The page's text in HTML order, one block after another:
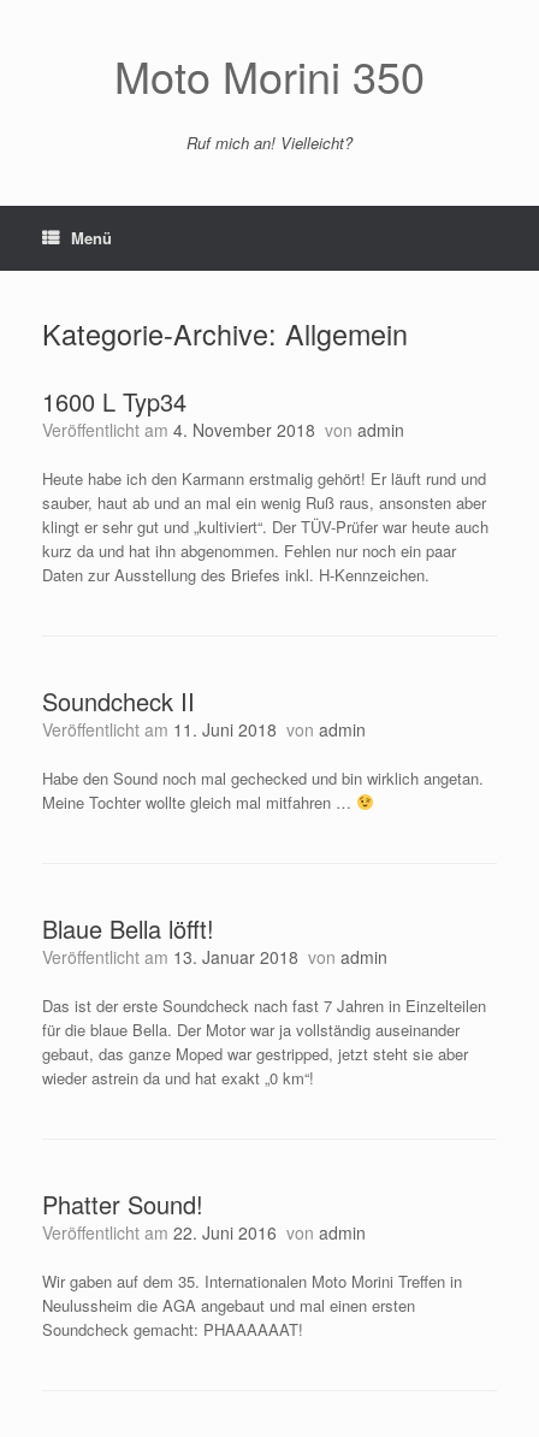
Moto Morini 350
Ruf mich an! Vielleicht?
Menü
Kategorie-Archive: Allgemein
1600 L Typ34
Veröffentlicht am 4. November 2018 von admin
Heute habe ich den Karmann erstmalig gehört! Er läuft rund und
sauber, haut ab und an mal ein wenig Ruß raus, ansonsten aber
klingt er sehr gut und „kultiviert“. Der TÜV-Prüfer war heute auch
kurz da und hat ihn abgenommen. Fehlen nur noch ein paar
Daten zur Ausstellung des Briefes inkl. H-Kennzeichen.
Soundcheck II
Veröffentlicht am 11. Juni 2018 von admin
Habe den Sound noch mal gechecked und bin wirklich angetan.
Meine Tochter wollte gleich mal mitfahren …
Blaue Bella löfft!
Veröffentlicht am 13. Januar 2018 von admin
Das ist der erste Soundcheck nach fast 7 Jahren in Einzelteilen
für die blaue Bella. Der Motor war ja vollständig auseinander
gebaut, das ganze Moped war gestripped, jetzt steht sie aber
wieder astrein da und hat exakt „0 km“!
Phatter Sound!
Veröffentlicht am 22. Juni 2016 von admin
Wir gaben auf dem 35. Internationalen Moto Morini Treffen in
Neulussheim die AGA angebaut und mal einen ersten
Soundcheck gemacht: PHAAAAAAT!